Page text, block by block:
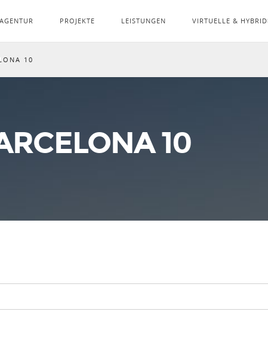
AGENTUR PROJEKTE LEISTUNGEN VIRTUELLE &
10
10